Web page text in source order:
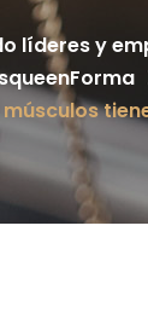
líderes y